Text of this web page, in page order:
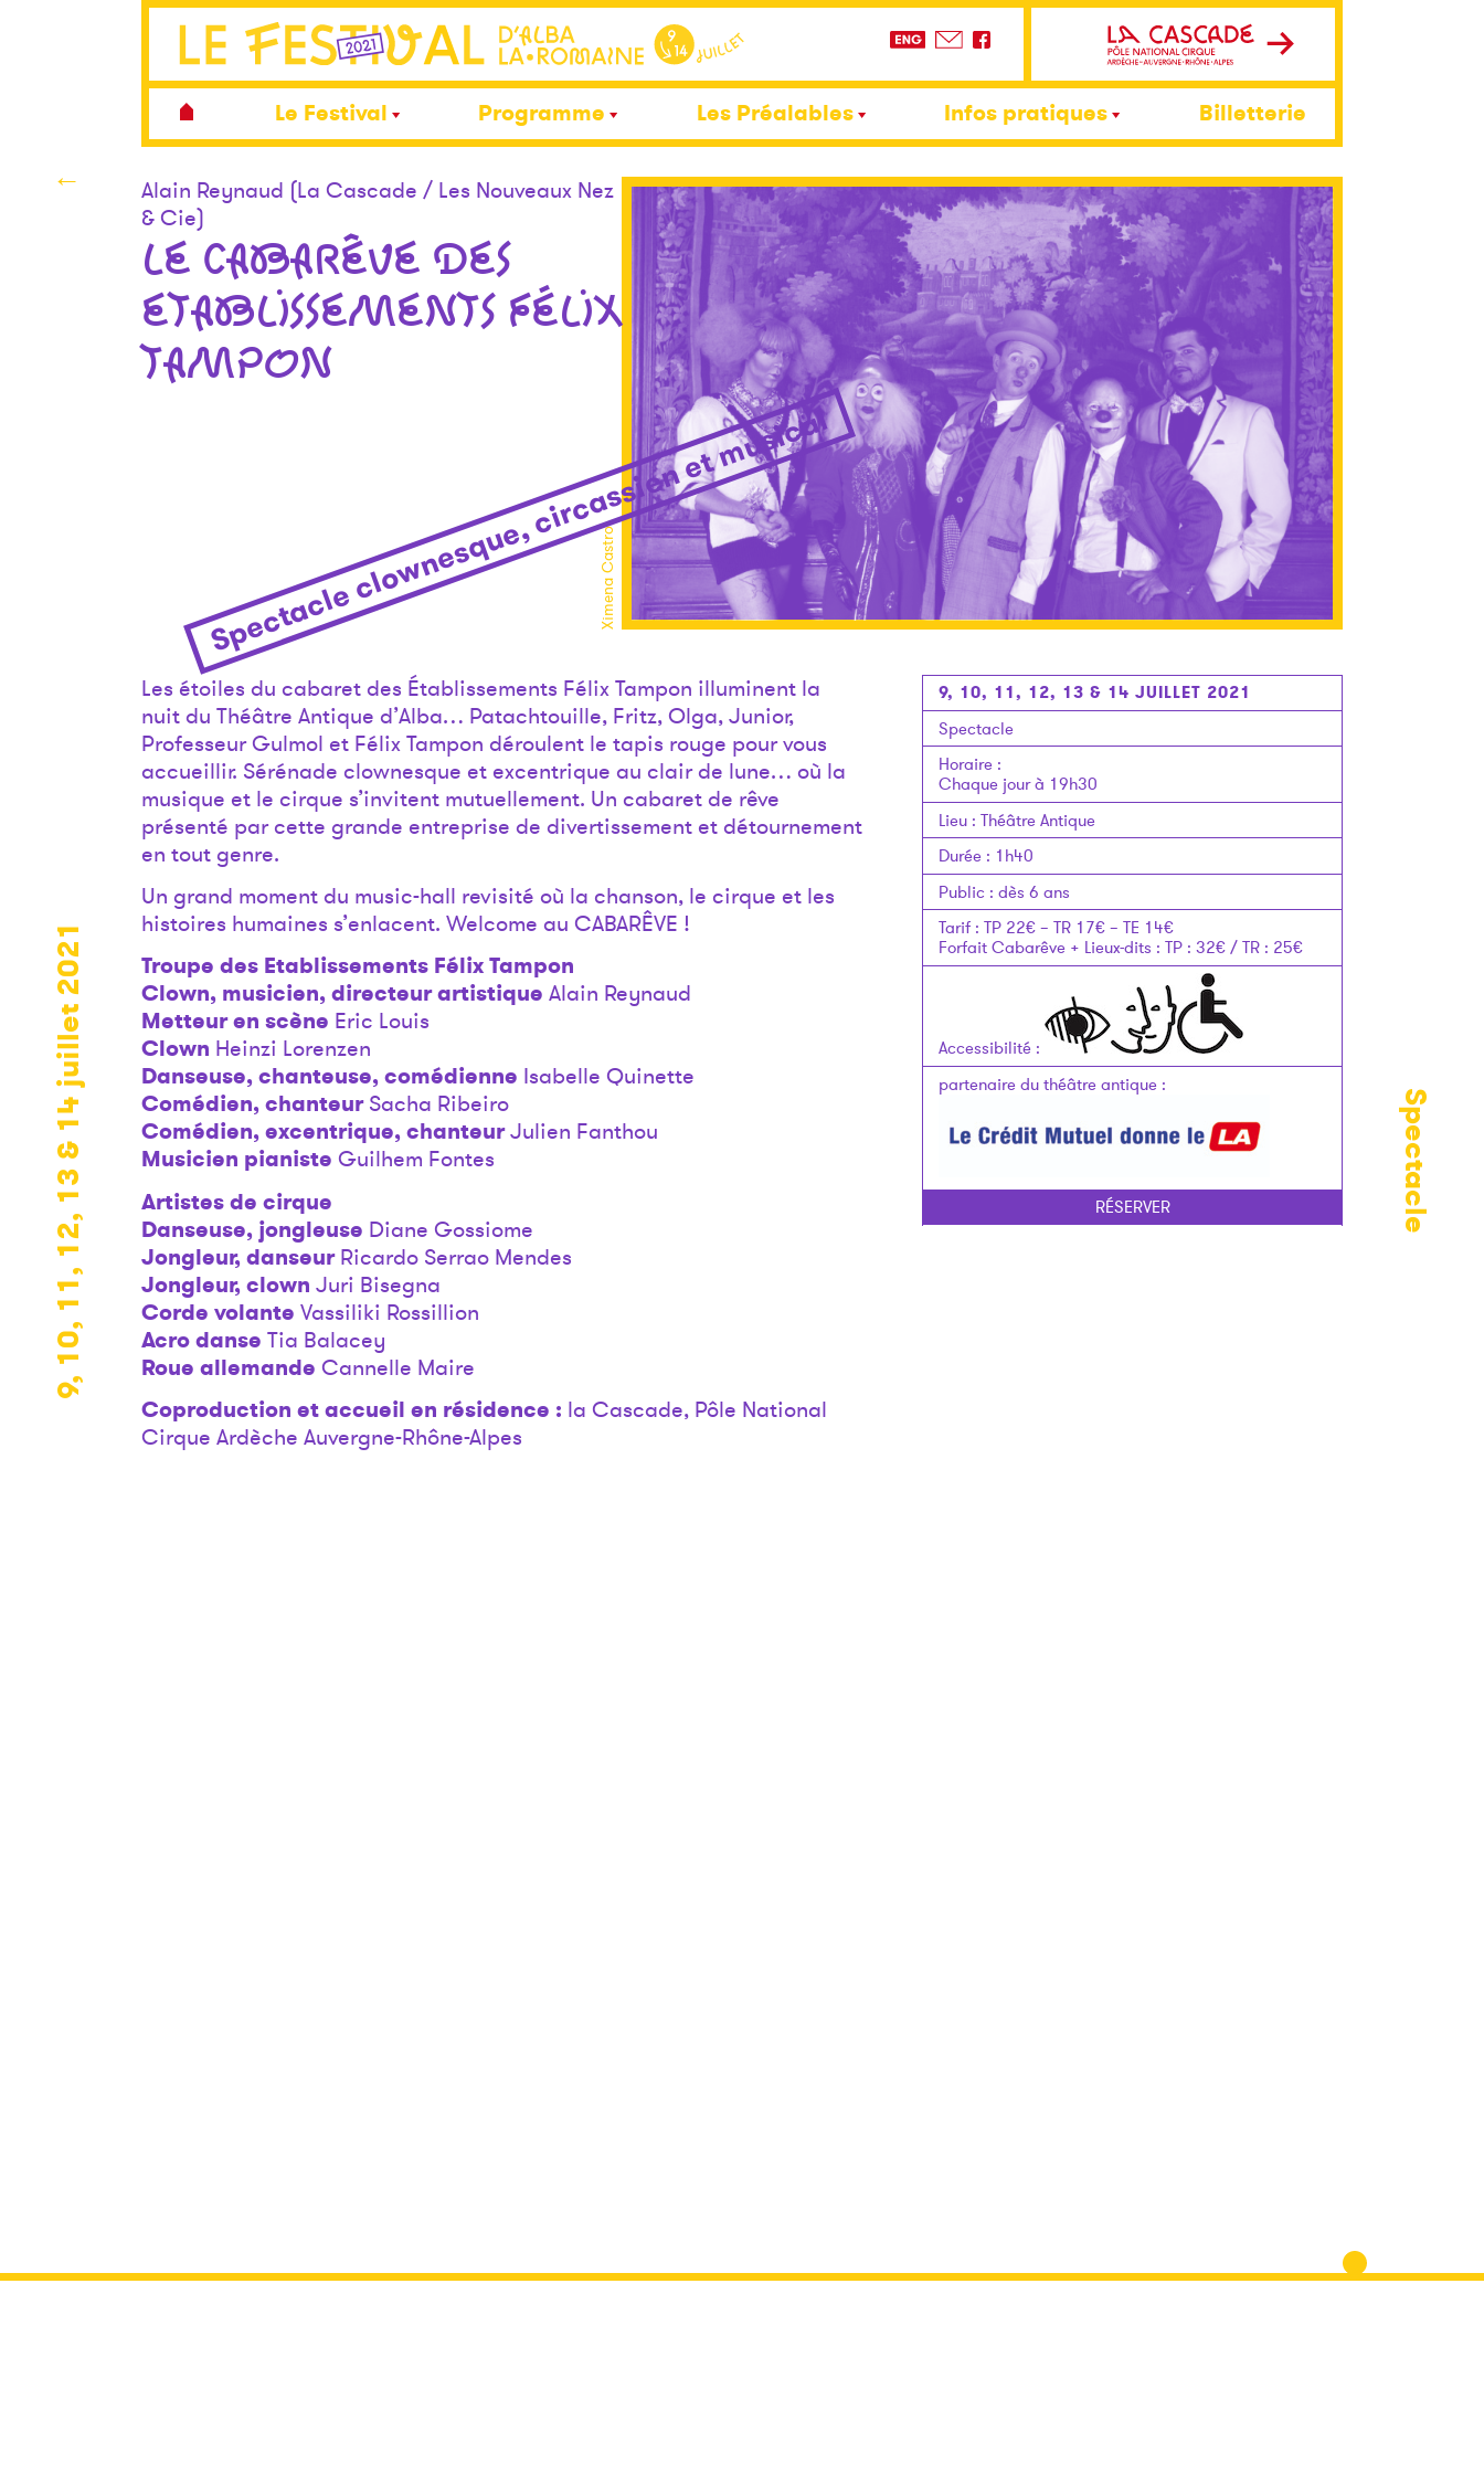
Le Festival Programme Les Préalables Infos pratiques Billetterie
9, 10, 11, 12, 13 & 14 juillet 2021 Spectacle
←
Ximena Castro
Alain Reynaud (La Cascade / Les Nouveaux Nez
& Cie)
LE CABARÊVE DES
ETABLISSEMENTS FÉLIX
TAMPON
Spectacle clownesque, circassien et musical
Les étoiles du cabaret des Établissements Félix Tampon illuminent la
nuit du Théâtre Antique d’Alba… Patachtouille, Fritz, Olga, Junior,
Professeur Gulmol et Félix Tampon déroulent le tapis rouge pour vous
accueillir. Sérénade clownesque et excentrique au clair de lune… où la
musique et le cirque s’invitent mutuellement. Un cabaret de rêve
présenté par cette grande entreprise de divertissement et détournement
en tout genre.
Un grand moment du music-hall revisité où la chanson, le cirque et les
histoires humaines s’enlacent. Welcome au CABARÊVE !
Troupe des Etablissements Félix Tampon
Clown, musicien, directeur artistique Alain Reynaud
Metteur en scène Eric Louis
Clown Heinzi Lorenzen
Danseuse, chanteuse, comédienne Isabelle Quinette
Comédien, chanteurSacha Ribeiro
Comédien, excentrique, chanteurJulien Fanthou
Musicien pianiste Guilhem Fontes
Artistes de cirque
Danseuse, jongleuse Diane Gossiome
Jongleur, danseurRicardo Serrao Mendes
Jongleur, clown Juri Bisegna
Corde volante Vassiliki Rossillion
Acro danse Tia Balacey
Roue allemande Cannelle Maire
Coproduction et accueil en résidence : la Cascade, Pôle National
Cirque Ardèche Auvergne-Rhône-Alpes
9, 10, 11, 12, 13 & 14 JUILLET 2021
Spectacle
Horaire:
Chaque jour à 19h30
Lieu: Théâtre Antique
Durée: 1h40
Public : dès 6 ans
Tarif: TP 22€ – TR 17€ – TE 14€
Forfait Cabarêve + Lieux-dits : TP : 32€ / TR : 25€
Accessibilité:
partenaire du théâtre antique:
RÉSERVER